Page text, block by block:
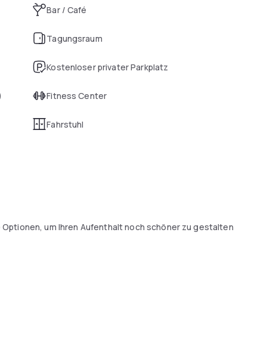
Bar / Café
Tagungsraum
Kostenloser privater Parkplatz
Fitness Center
Fahrstuhl
um Ihren Aufenthalt noch schöner zu gestalten